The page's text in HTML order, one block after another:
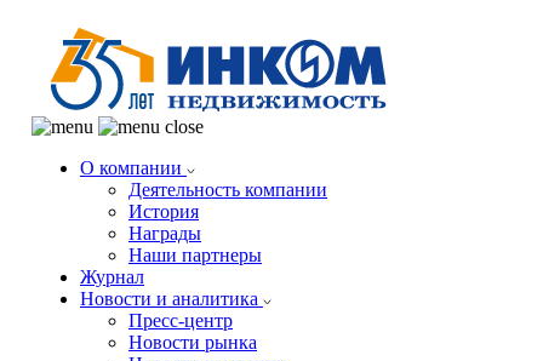
О компании
Деятельность компании
История
Награды
Наши партнеры
Журнал
Новости и аналитика
Пресс-центр
Новости рынка